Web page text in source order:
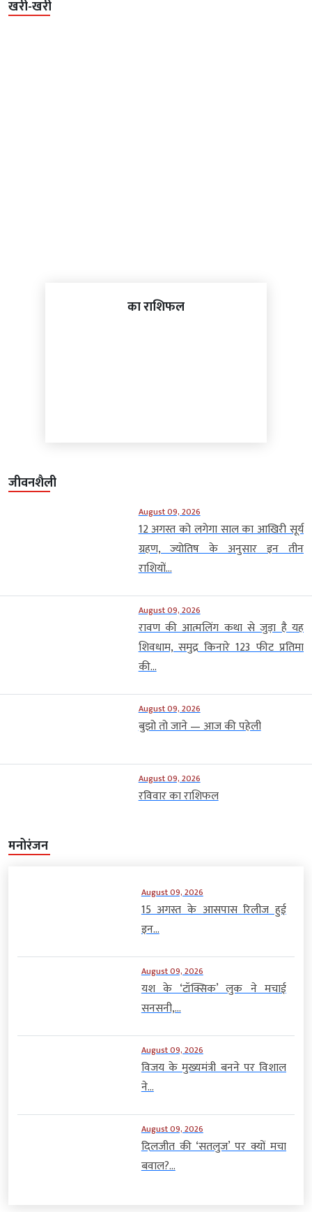
खरी-खरी
का राशिफल
जीवनशैली
August 09, 2026
12 अगस्त को लगेगा साल का आखिरी सूर्य
ग्रहण, ज्योतिष के अनुसार इन तीन
राशियों...
August 09, 2026
रावण की आत्मलिंग कथा से जुड़ा है यह
शिवधाम, समुद्र किनारे 123 फीट प्रतिमा
की...
August 09, 2026
बुझो तो जाने — आज की पहेली
August 09, 2026
रविवार का राशिफल
मनोरंजन
August 09, 2026
15 अगस्त के आसपास रिलीज हुई
इन...
August 09, 2026
यश के ‘टॉक्सिक’ लुक ने मचाई
सनसनी,...
August 09, 2026
विजय के मुख्यमंत्री बनने पर विशाल
ने...
August 09, 2026
दिलजीत की ‘सतलुज’ पर क्यों मचा
बवाल?...